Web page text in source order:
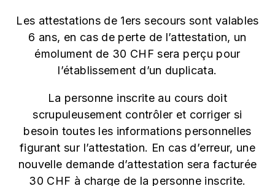
Les attestations de 1ers secours sont valables
6 ans, en cas de perte de l’attestation, un
émolument de 30 CHF sera perçu pour
l’établissement d’un duplicata.
La personne inscrite au cours doit
scrupuleusement contrôler et corriger si
besoin toutes les informations personnelles
figurant sur l’attestation. En cas d’erreur, une
nouvelle demande d’attestation sera facturée
30 CHF à charge de la personne inscrite.